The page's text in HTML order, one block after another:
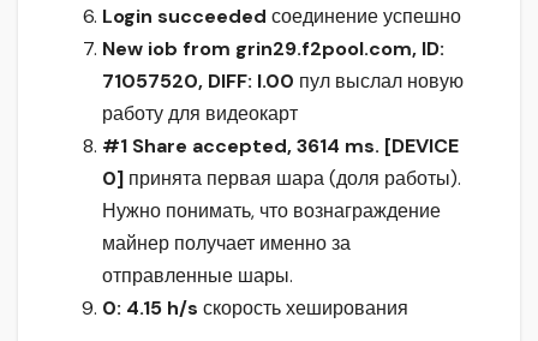
Login succeeded соединение успешно
New iob from grin29.f2pool.com, ID:
71057520, DIFF: l.00 пул выслал новую
работу для видеокарт
#1 Share accepted, 3614 ms. [DEVICE
0] принята первая шара (доля работы).
Нужно понимать, что вознаграждение
майнер получает именно за
отправленные шары.
0: 4.15 h/s скорость хеширования